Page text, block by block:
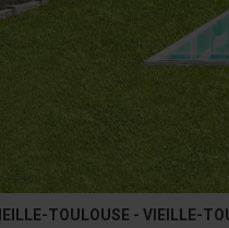
TOULOUSE - VIEILLE-